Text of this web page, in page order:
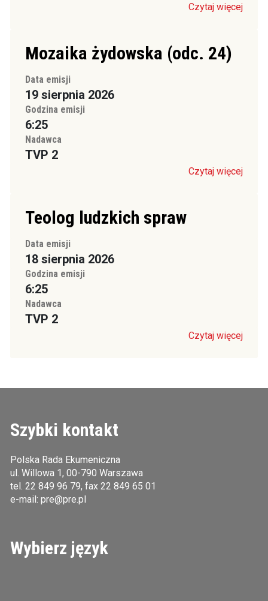
Czytaj więcej
Mozaika żydowska (odc. 24)
Data emisji
19 sierpnia 2026
Godzina emisji
6:25
Nadawca
TVP 2
Czytaj więcej
Teolog ludzkich spraw
Data emisji
18 sierpnia 2026
Godzina emisji
6:25
Nadawca
TVP 2
Czytaj więcej
Szybki kontakt
Polska Rada Ekumeniczna
ul. Willowa 1, 00-790 Warszawa
tel. 22 849 96 79, fax 22 849 65 01
e-mail: pre@pre.pl
Wybierz język